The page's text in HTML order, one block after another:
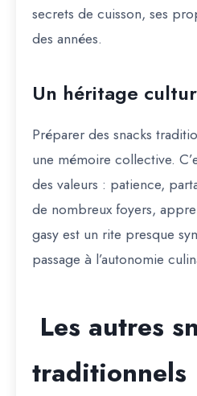
secrets de cuisson, ses
des années.
Un héritage
Préparer des snacks
une mémoire collective.
des valeurs : patience,
de nombreux foyers,
gasy est un rite presque
passage à l’autonomie
Les autres
traditionnels